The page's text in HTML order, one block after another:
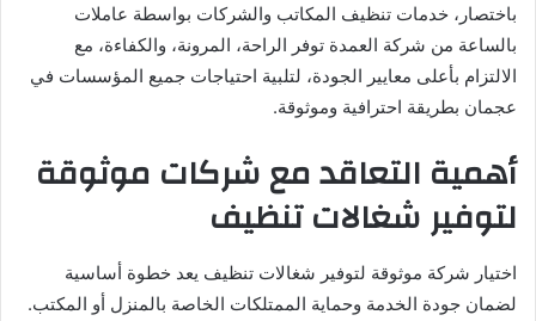
باختصار، خدمات تنظيف المكاتب والشركات بواسطة عاملات
بالساعة من شركة العمدة توفر الراحة، المرونة، والكفاءة، مع
الالتزام بأعلى معايير الجودة، لتلبية احتياجات جميع المؤسسات في
عجمان بطريقة احترافية وموثوقة.
أهمية التعاقد مع شركات موثوقة
لتوفير شغالات تنظيف
اختيار شركة موثوقة لتوفير شغالات تنظيف يعد خطوة أساسية
لضمان جودة الخدمة وحماية الممتلكات الخاصة بالمنزل أو المكتب.